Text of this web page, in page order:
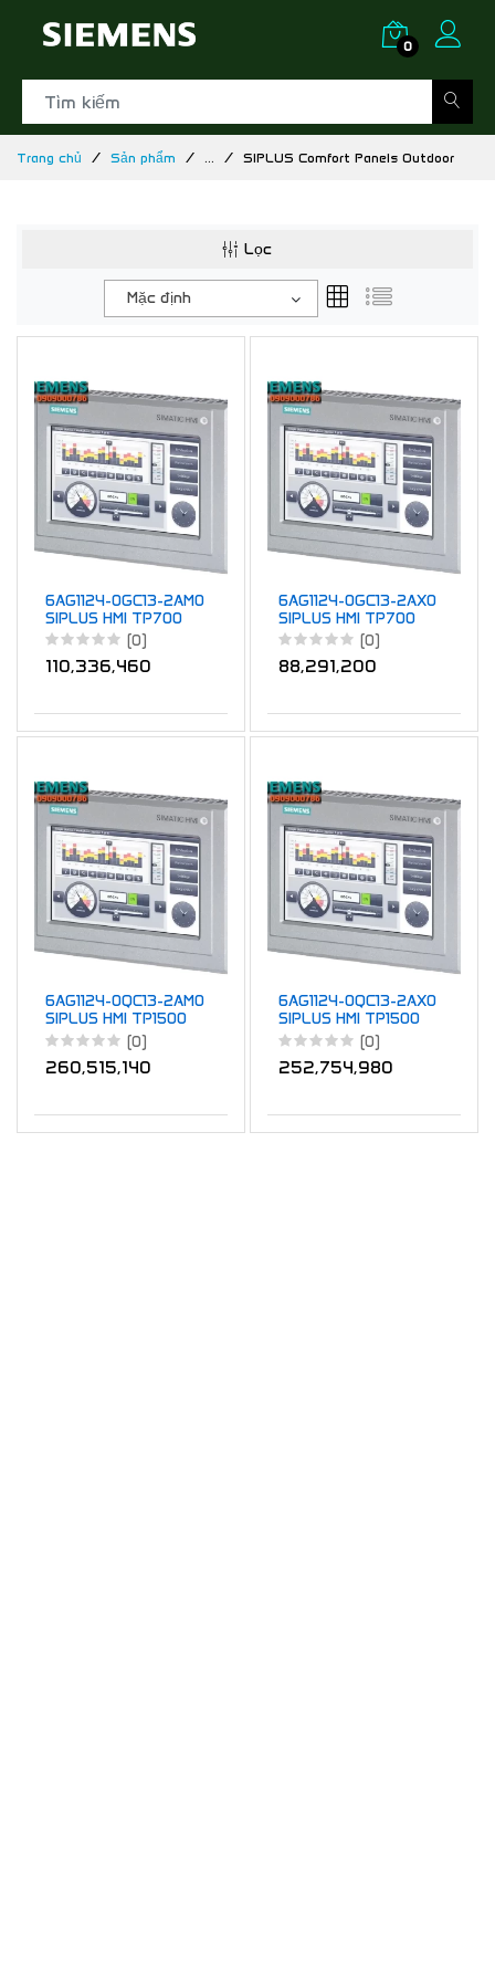
0
Trang chủ Sản phẩm ... SIPLUS Comfort Panels Outdoor
Lọc
Mặc định
6AG1124-0GC13-2AM0
SIPLUS HMI TP700
COMFORT OUTDOOR
(0)
110,336,460
6AG1124-0GC13-2AX0
SIPLUS HMI TP700
COMFORT OUTDOOR
(0)
88,291,200
6AG1124-0QC13-2AM0
SIPLUS HMI TP1500
COMFORT OUTDOOR
(0)
260,515,140
6AG1124-0QC13-2AX0
SIPLUS HMI TP1500
Comfort Outdoor
(0)
252,754,980